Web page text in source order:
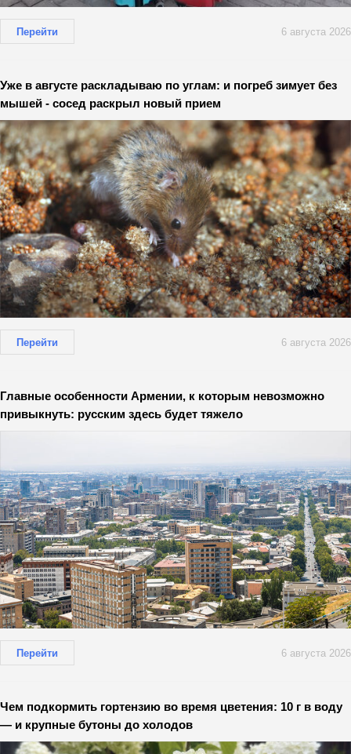
Перейти 6 августа 2026
Уже в августе раскладываю по углам: и погреб зимует без
мышей - сосед раскрыл новый прием
Перейти 6 августа 2026
Главные особенности Армении, к которым невозможно
привыкнуть: русским здесь будет тяжело
Перейти 6 августа 2026
Чем подкормить гортензию во время цветения: 10 г в воду
— и крупные бутоны до холодов